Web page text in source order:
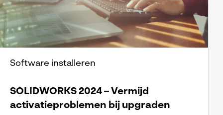
Software installeren
SOLIDWORKS 2024 – Vermijd
activatieproblemen bij upgraden